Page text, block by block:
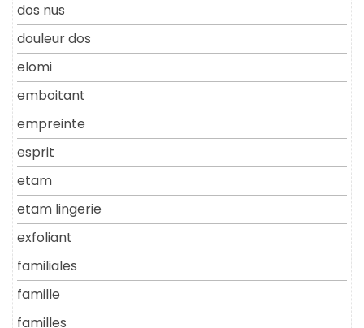
dos nus
douleur dos
elomi
emboitant
empreinte
esprit
etam
etam lingerie
exfoliant
familiales
famille
familles